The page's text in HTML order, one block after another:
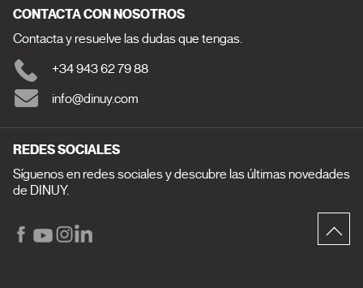
CONTACTA CON NOSOTROS
Contacta y resuelve las dudas que tengas.
+34 943 62 79 88
info@dinuy.com
REDES SOCIALES
Síguenos en redes sociales y descubre las últimas novedades
de DINUY.